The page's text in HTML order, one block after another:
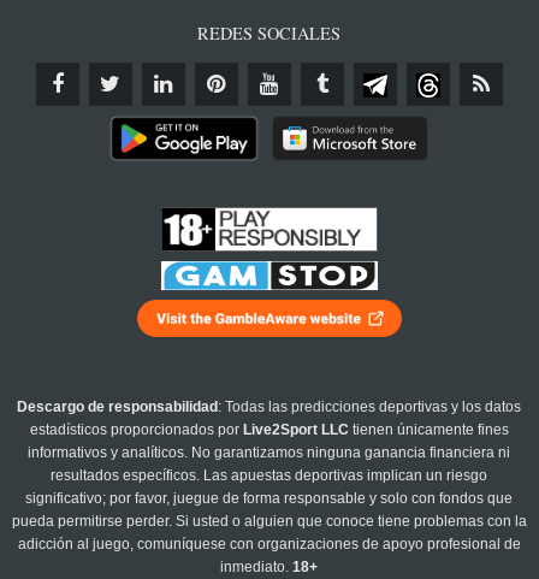
REDES SOCIALES
Descargo de responsabilidad : Todas las predicciones deportivas y los datos
estadísticos proporcionados por Live2Sport LLC tienen únicamente fines
informativos y analíticos. No garantizamos ninguna ganancia financiera ni
resultados específicos. Las apuestas deportivas implican un riesgo
significativo; por favor, juegue de forma responsable y solo con fondos que
pueda permitirse perder. Si usted o alguien que conoce tiene problemas con la
adicción al juego, comuníquese con organizaciones de apoyo profesional de
inmediato.18+